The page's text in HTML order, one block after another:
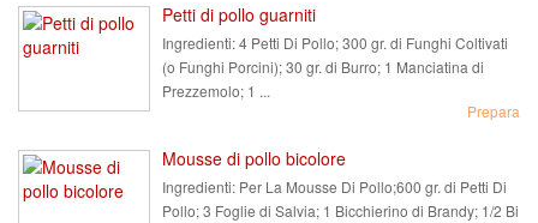
Petti di pollo guarniti
Ingredienti:4 Petti Di Pollo; 300 gr. di Funghi Coltivati
(o Funghi Porcini); 30 gr. di Burro; 1 Manciatina di
Prezzemolo; 1 ...
Prepara
Mousse di pollo bicolore
Ingredienti: Per La Mousse Di Pollo;600 gr. di Petti Di
Pollo; 3 Foglie di Salvia; 1 Bicchierino di Brandy; 1/2 Bi